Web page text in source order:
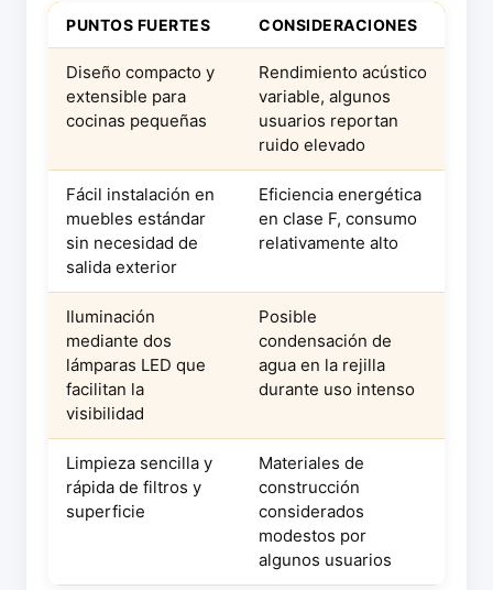
PUNTOS FUERTES CONSIDERACIONES
Diseño compacto y
extensible para
cocinas pequeñas
Rendimiento acústico
variable, algunos
usuarios reportan
ruido elevado
Fácil instalación en
muebles estándar
sin necesidad de
salida exterior
Eficiencia energética
en clase F, consumo
relativamente alto
Iluminación
mediante dos
lámparas LED que
facilitan la
visibilidad
Posible
condensación de
agua en la rejilla
durante uso intenso
Limpieza sencilla y
rápida de filtros y
superficie
Materiales de
construcción
considerados
modestos por
algunos usuarios